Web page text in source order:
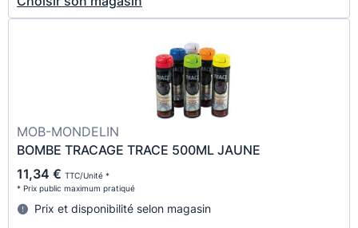
MOB-MONDELIN
BOMBE TRACAGE TRACE 500ML JAUNE
11,34 € TTC/Unité *
* Prix public maximum pratiqué
Prix et disponibilité selon magasin